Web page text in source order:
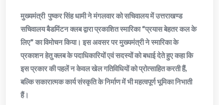
मुख्यमंत्री पुष्कर सिंह धामी ने मंगलवार को सचिवालय में उत्तराखण्ड
सचिवालय बैडमिंटन क्लब द्वारा प्रकाशित स्मारिका “प्रयास बेहतर कल के
लिए” का विमोचन किया। इस अवसर पर मुख्यमंत्री ने स्मारिका के
प्रकाशन हेतु क्लब के पदाधिकारियों एवं सदस्यों को बधाई देते हुए कहा कि
इस प्रकार की पहलें न केवल खेल गतिविधियों को प्रोत्साहित करती हैं,
बल्कि सकारात्मक कार्य संस्कृति के निर्माण में भी महत्वपूर्ण भूमिका निभाती
हैं।